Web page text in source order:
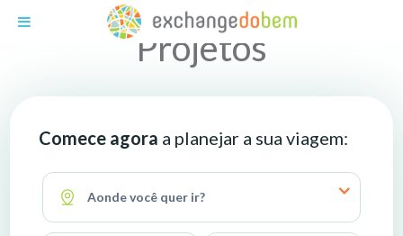
Projetos
Comece agora a planejar a sua viagem:
Aonde você quer ir?
Exchange do Bem